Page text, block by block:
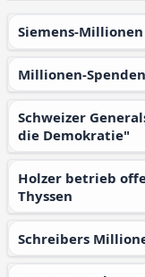
Siemens-
Millionen-
Schweizer Generalstaatsanwalt: ein "Schlag gegen
die Demokratie"
Holzer betrieb offenbar Leuna-Verkauf an Elf und
Thyssen
Schreibers